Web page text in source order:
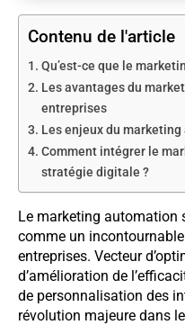
Contenu de l'article
Qu’est-ce que le
Les avantages du
entreprises
Les enjeux du
Comment intégrer le
stratégie digitale ?
Le marketing automation
comme un
entreprises. Vecteur
d’amélioration de
de personnalisation des
révolution majeure dans